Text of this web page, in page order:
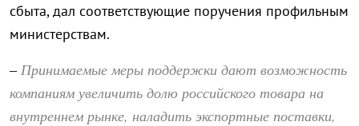
сбыта, дал соответствующие поручения профильным
министерствам.
–Принимаемые меры поддержки дают возможность
компаниям увеличить долю российского товара на
внутреннем рынке, наладить экспортные поставки,